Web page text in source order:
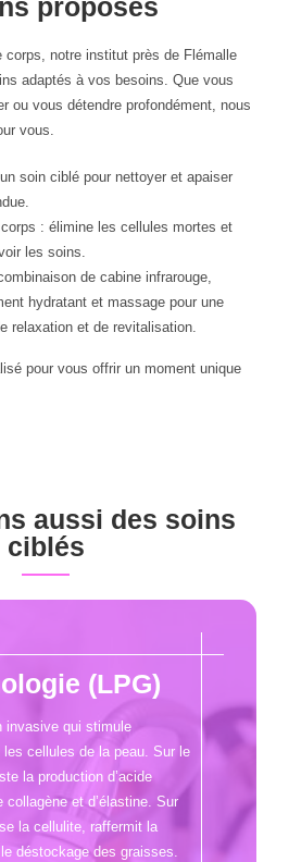
proposés
corps, notre institut près de Flémalle
adaptés à vos besoins. Que vous
ou vous détendre profondément, nous
vous.
soin ciblé pour nettoyer et apaiser
: élimine les cellules mortes et
les soins.
de cabine infrarouge,
hydratant et massage pour une
relaxation et de revitalisation.
pour vous offrir un moment unique
aussi des soins
ciblés
(LPG)
invasive qui stimule
les cellules de la peau. Sur le
la production d’acide
collagène et d’élastine. Sur
la cellulite, raffermit la
déstockage des graisses.